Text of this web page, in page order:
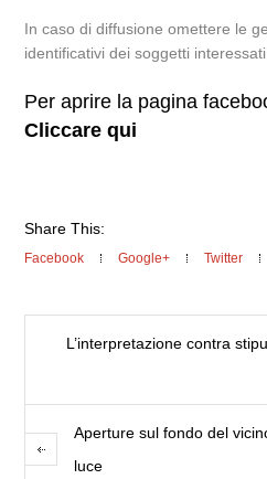
In caso di diffusione omettere le
identificativi dei soggetti
Per aprire la pagina
Cliccare qui
Share This:
Facebook Google+ Twitter
L’interpretazione contra
Aperture sul fondo del
luce